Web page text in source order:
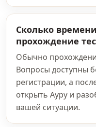
Сколько
прохождение
Обычно
Вопросы доступны
регистрации, а
открыть Ауру и
вашей ситуации.